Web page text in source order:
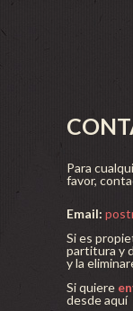
Para
favor,
Email:
Si es
partitura y
y la
Si quiere
desde aquí